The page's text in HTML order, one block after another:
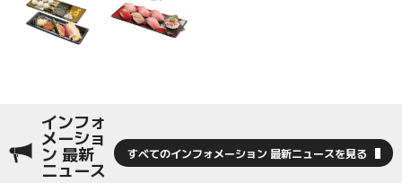
インフォ
メーショ
ン 最新
ニュース
すべてのインフォメーション 最新ニュースを見る